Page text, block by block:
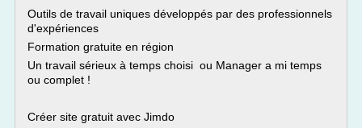
Outils de travail uniques développés par des professionnels
d'expériences
Formation gratuite en région
Un travail sérieux à temps choisi ou Manager a mi temps
ou complet !
Créer site gratuit avec Jimdo